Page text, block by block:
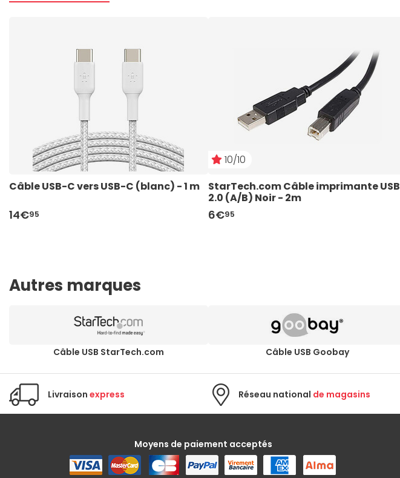
Câble USB-C vers USB-C (blanc) - 1 m
14€95
10/10
StarTech.com Câble imprimante USB
2.0 (A/B) Noir - 2m
6€95
Autres marques
Câble USB StarTech.com Câble USB Goobay
Livraison express Réseau national de magasins
Moyens de paiement acceptés